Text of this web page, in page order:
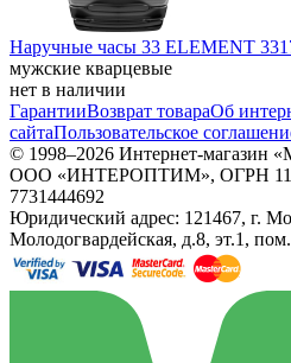
Наручные часы 33 ELEMENT
мужские кварцевые
нет в наличии
ГарантииВозврат товараОб
сайтаПользовательское
© 1998–2026 Интернет-магазин
ООО «ИНТЕРОПТИМ», ОГРН
7731444692
Юридический адрес: 121467, г.
Молодогвардейская, д.8, эт.1,